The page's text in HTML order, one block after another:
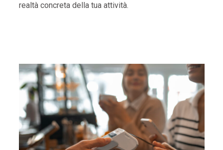
realtà concreta della tua attività.